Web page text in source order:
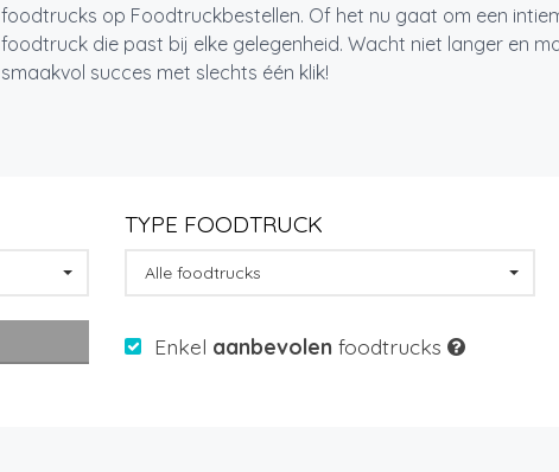
foodtrucks op Foodtruckbestellen. Of het nu gaat om een
foodtruck die past bij elke gelegenheid. Wacht niet langer en
smaakvol succes met slechts één klik!
TYPE FOODTRUCK
Alle foodtrucks
Enkel aanbevolen foodtrucks